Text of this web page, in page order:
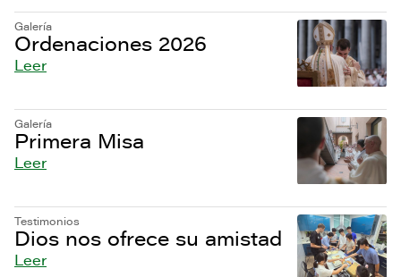
Galería
Ordenaciones 2026
Leer
Galería
Primera Misa
Leer
Testimonios
Dios nos ofrece su amistad
Leer